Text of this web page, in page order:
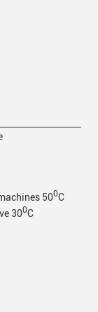
500C
300C